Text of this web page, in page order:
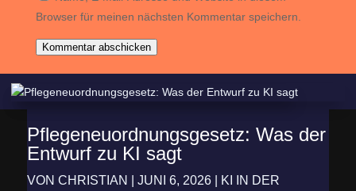
Browser für meinen nächsten Kommentar speichern.
Kommentar abschicken
Pflegeneuordnungsgesetz: Was der
Entwurf zu KI sagt
VON CHRISTIAN JUNI 6, 2026|
KI IN DER